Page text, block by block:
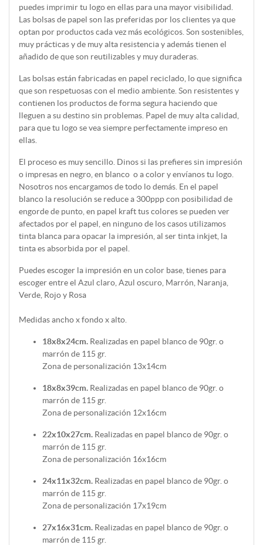
puedes imprimir tu logo en ellas para una mayor visibilidad.
Las bolsas de papel son las preferidas por los clientes ya que
optan por productos cada vez más ecológicos. Son sostenibles,
muy prácticas y de muy alta resistencia y además tienen el
añadido de que son reutilizables y muy duraderas.
Las bolsas están fabricadas en papel reciclado, lo que significa
que son respetuosas con el medio ambiente. Son resistentes y
contienen los productos de forma segura haciendo que
lleguen a su destino sin problemas. Papel de muy alta calidad,
para que tu logo se vea siempre perfectamente impreso en
ellas.
El proceso es muy sencillo. Dinos si las prefieres sin impresión
o impresas en negro, en blanco o a color y envíanos tu logo.
Nosotros nos encargamos de todo lo demás. En el papel
blanco la resolución se reduce a 300ppp con posibilidad de
engorde de punto, en papel kraft tus colores se pueden ver
afectados por el papel, en ninguno de los casos utilizamos
tinta blanca para opacar la impresión, al ser tinta inkjet, la
tinta es absorbida por el papel.
Puedes escoger la impresión en un color base, tienes para
escoger entre el Azul claro, Azul oscuro, Marrón, Naranja,
Verde, Rojo y Rosa
Medidas ancho x fondo x alto.
18x8x24cm. Realizadas en papel blanco de 90gr. o
marrón de 115 gr.
Zona de personalización 13x14cm
18x8x39cm. Realizadas en papel blanco de 90gr. o
marrón de 115 gr.
Zona de personalización 12x16cm
22x10x27cm. Realizadas en papel blanco de 90gr. o
marrón de 115 gr.
Zona de personalización 16x16cm
24x11x32cm. Realizadas en papel blanco de 90gr. o
marrón de 115 gr.
Zona de personalización 17x19cm
27x16x31cm. Realizadas en papel blanco de 90gr. o
marrón de 115 gr.